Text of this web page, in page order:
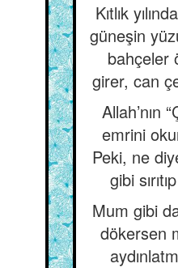
Kıtlık
güneşin
bahçeler
girer, can
Allah’nın
emrini
Peki, ne
gibi
Mum gibi
dökersen